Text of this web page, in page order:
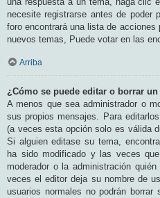
necesite registrarse antes de poder
foro encontrará una lista de
nuevos temas, Puede votar en las
Arriba
¿Cómo se puede editar o borrar un
A menos que sea administrador o
sus propios mensajes. Para
(a veces esta opción solo es válida
Si alguien editase su tema,
ha sido modificado y las veces
moderador o la administración
veces el editor deja su nombre de
usuarios normales no podrán